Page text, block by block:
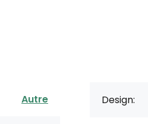
Autre Design: